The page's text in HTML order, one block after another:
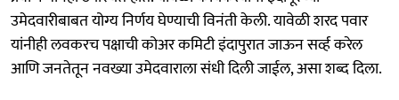
उमेदवारीबाबत योग्य निर्णय घेण्याची विनंती केली. यावेळी शरद पवार
यांनीही लवकरच पक्षाची कोअर कमिटी इंदापुरात जाऊन सर्व्ह करेल
आणि जनतेतून नवख्या उमेदवाराला संधी दिली जाईल, असा शब्द दिला.